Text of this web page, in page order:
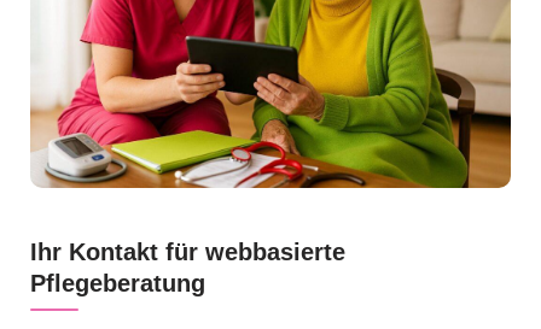
Ihr Kontakt für webbasierte
Pflegeberatung